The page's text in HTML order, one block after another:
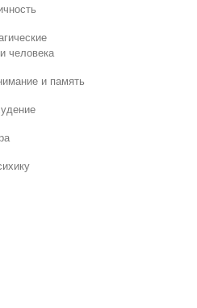
человека
и память